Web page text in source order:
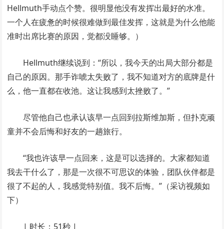
Hellmuth手动点个赞。很明显他没有发挥出最好的水准。
一个人在疲惫的时候很难做到最佳发挥，这就是为什么他能
准时出席比赛的原因，觉都没睡够。）
Hellmuth继续说到：“所以，我今天的出局大部分都是
自己的原因。那手诈唬太失败了，我不知道对方的底牌是什
么，他一直都在收池。这让我感到太挫败了。”
尽管他自己也承认该早一点回到拉斯维加斯，但扑克顽
童并不会后悔和好友的一趟旅行。
“我也许该早一点回来，这是可以选择的。大家都知道
我去干什么了，那是一次很不可思议的体验，团队伙伴都是
很了不起的人，我感觉特别值。我不后悔。”（采访视频如
下）
| 时长：51秒 |